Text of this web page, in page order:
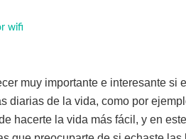
wifi
muy importante e interesante si
diarias de la vida, como por
hacerte la vida más fácil, y en